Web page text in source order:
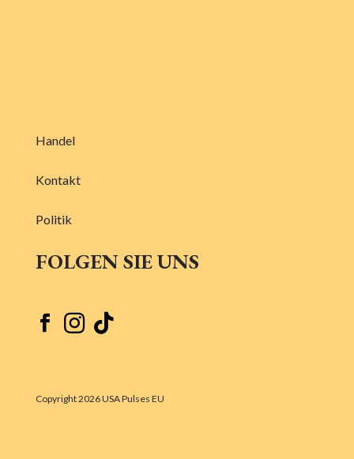
Handel
Kontakt
Politik
FOLGEN SIE UNS
  
Copyright 2026 USA Pulses EU